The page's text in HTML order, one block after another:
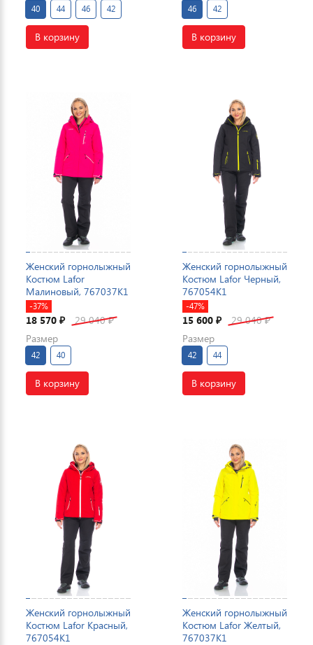
40 44 46 42
В корзину
46 42
В корзину
Женский горнолыжный
Костюм Lafor
Малиновый, 767037K1
-37%
18 570 ₽ 29 040₽
Размер
42 40
В корзину
Женский горнолыжный
Костюм Lafor Черный,
767054K1
-47%
15 600 ₽ 29 040₽
Размер
42 44
В корзину
Женский горнолыжный
Костюм Lafor Красный,
767054K1
Женский горнолыжный
Костюм Lafor Желтый,
767037K1